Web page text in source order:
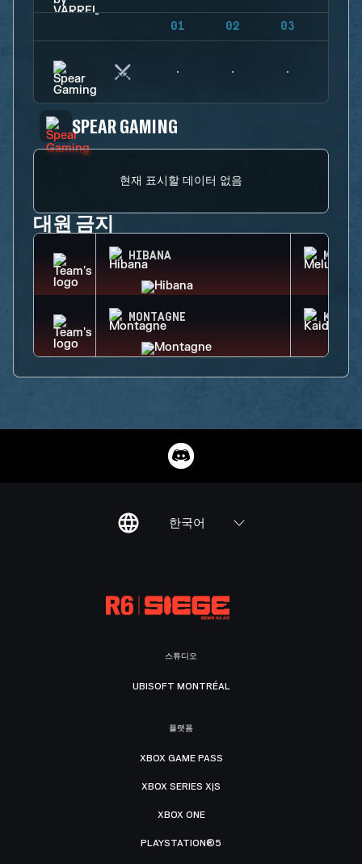
01 02 03
SPEAR GAMING
현재 표시할 데이터 없음
대원 금지
HIBANA
MONTAGNE KAID
한국어
스튜디오
UBISOFT MONTRÉAL
플랫폼
XBOX GAME PASS
XBOX SERIES X|S
XBOX ONE
PLAYSTATION®5